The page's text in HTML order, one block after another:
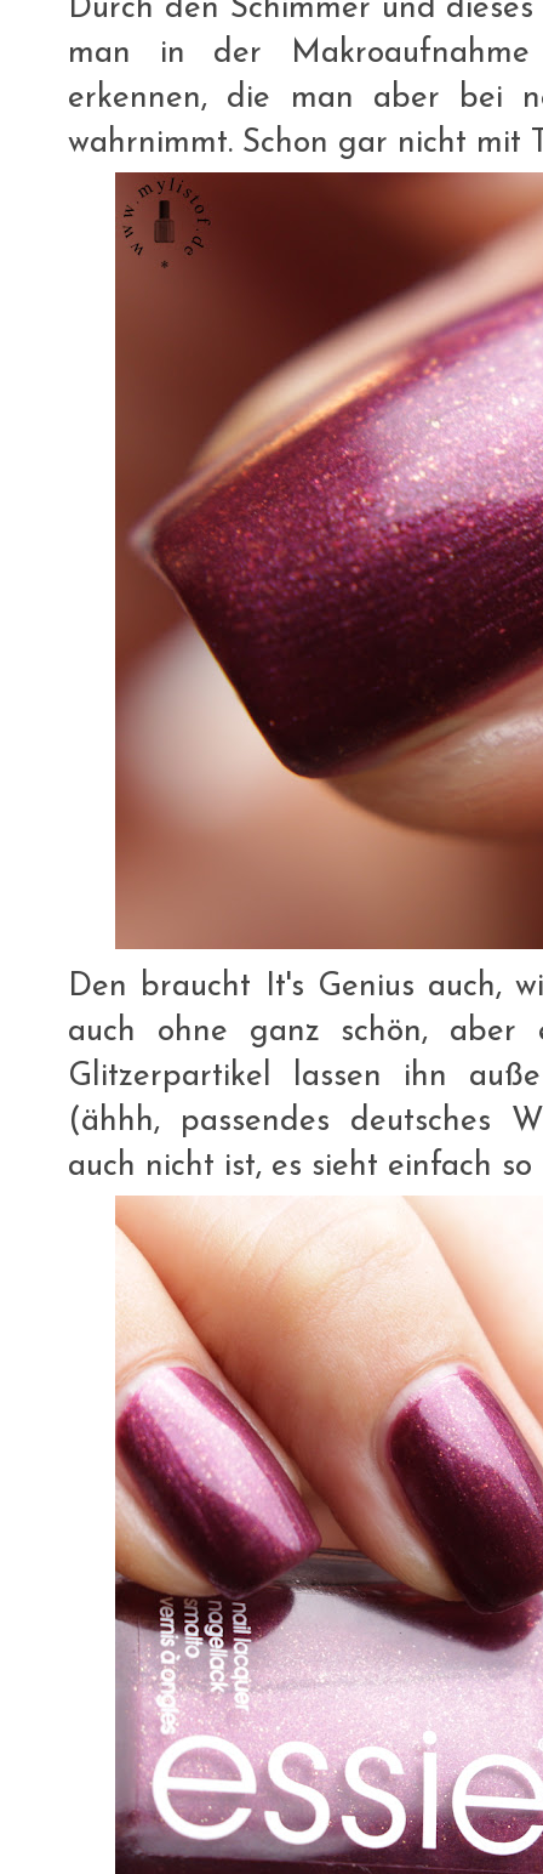
Durch den Schimmer und
man in der Makroaufnahme
erkennen, die man aber bei
wahrnimmt. Schon gar nicht mit
Den braucht It's Genius auch,
auch ohne ganz schön,
Glitzerpartikel lassen ihn
(ähhh, passendes deutsches
auch nicht ist, es sieht einfach so